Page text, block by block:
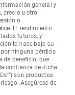
general y
precio u otro
o
El rendimiento
futuros, y
lo hace bajo su
ninguna pérdida
de beneficio, que
confianza de dicha
son productos
Asegúrese de